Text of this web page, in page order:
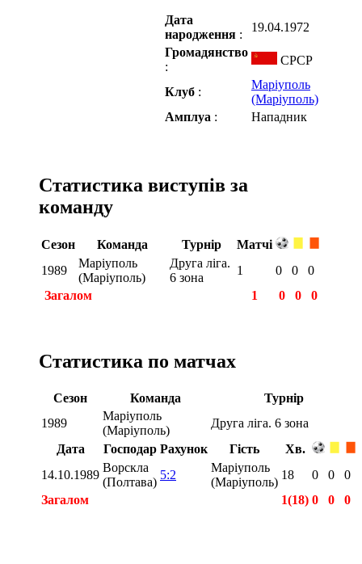
Дата
народження :
19.04.1972
Громадянство
:
СРСР
Клуб :
Маріуполь
(Маріуполь)
Амплуа : Нападник
Статистика виступів за
команду
Сезон Команда Турнір
Матчі
1989
Маріуполь
(Маріуполь)
Друга ліга.
6 зона
1 0 0
0
Загалом
1 0 0 0
Статистика по матчах
Сезон Команда
Турнір
1989
Маріуполь
(Маріуполь)
Друга ліга. 6 зона
Дата
Господар Рахунок Гість
Хв.
14.10.1989
Ворскла
(Полтава)
5:2
Маріуполь
(Маріуполь)
18 0 0
0
Загалом
1(18) 0 0
0